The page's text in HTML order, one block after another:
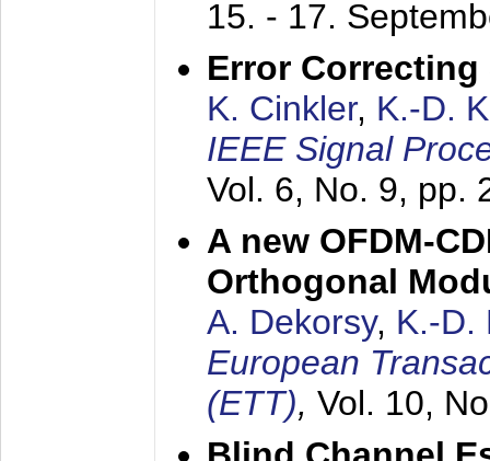
15. - 17.
Error
K. Cinkler, K.-D.
IEEE Signal
Vol. 6, No. 9, pp.
A new OFDM-
Orthogonal
A. Dekorsy, K.-D.
European
(ETT), Vol. 10,